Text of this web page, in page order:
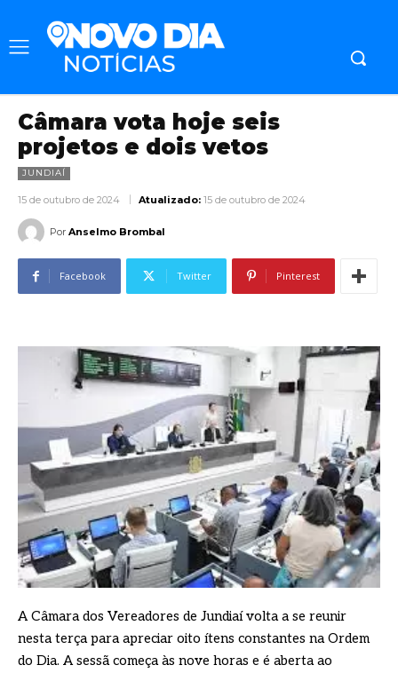
Câmara vota hoje seis
projetos e dois vetos
JUNDIAÍ
15 de outubro de 2024 Atualizado: 15 de outubro de 2024
Por Anselmo Brombal
Facebook Twitter Pinterest
A Câmara dos Vereadores de Jundiaí volta a se reunir
nesta terça para apreciar oito ítens constantes na Ordem
do Dia. A sessã começa às nove horas e é aberta ao